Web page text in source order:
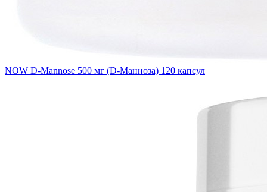
NOW D-Mannose 500 мг (D-Манноза) 120 капсул